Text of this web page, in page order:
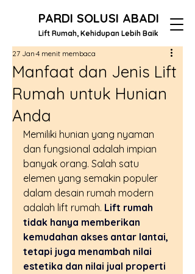
PARDI SOLUSI ABADI
Lift Rumah, Kehidupan Lebih Baik
Manfaat dan Jenis Lift
Rumah untuk Hunian
Anda
27 Jan 4 menit membaca
Memiliki hunian yang nyaman
dan fungsional adalah impian
banyak orang. Salah satu
elemen yang semakin populer
dalam desain rumah modern
adalah lift rumah. Lift rumah
tidak hanya memberikan
kemudahan akses antar lantai,
tetapi juga menambah nilai
estetika dan nilai jual properti